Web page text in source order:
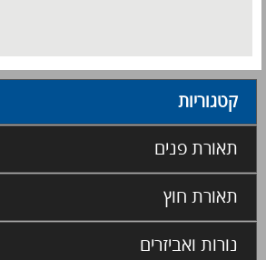
קטגוריות
תאורת פנים
תאורת חוץ
נורות ואביזרים